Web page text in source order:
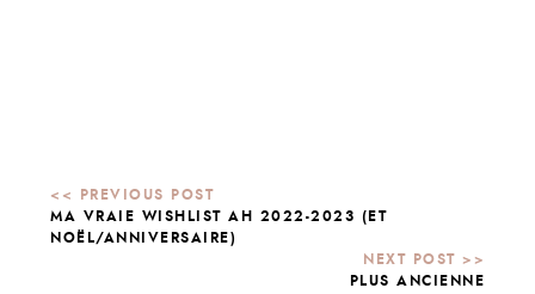
MA VRAIE WISHLIST AH 2022-2023 (ET
NOËL/ANNIVERSAIRE)
PLUS ANCIENNE